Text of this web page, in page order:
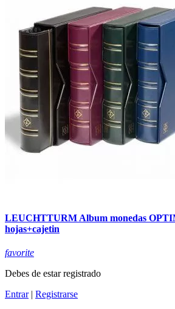
LEUCHTTURM Album monedas
hojas+cajetin
favorite
Debes de estar registrado
Entrar| Registrarse